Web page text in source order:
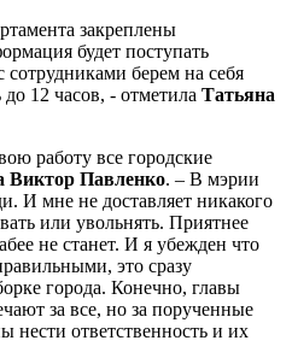
закреплены
будет поступать
берем на себя
до 12 часов, - отметила Татьяна
работу все городские
Виктор Павленко. – В мэрии
И мне не доставляет никакого
или увольнять. Приятнее
не станет. И я убежден что
это сразу
города. Конечно, главы
за все, но за порученные
нести ответственность и их